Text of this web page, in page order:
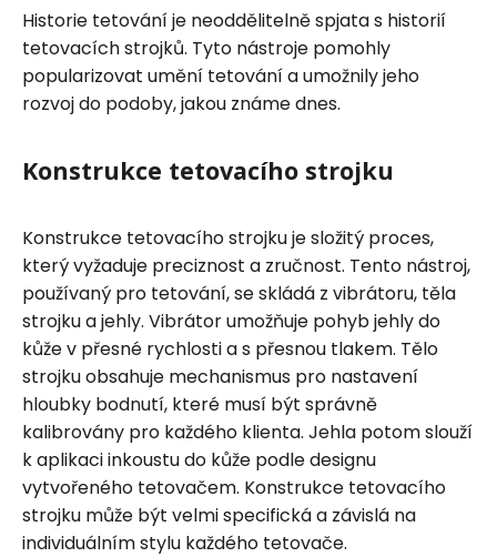
Historie tetování je neoddělitelně spjata s historií
tetovacích strojků. Tyto nástroje pomohly
popularizovat umění tetování a umožnily jeho
rozvoj do podoby, jakou známe dnes.
Konstrukce tetovacího strojku
Konstrukce tetovacího strojku je složitý proces,
který vyžaduje preciznost a zručnost. Tento nástroj,
používaný pro tetování, se skládá z vibrátoru, těla
strojku a jehly. Vibrátor umožňuje pohyb jehly do
kůže v přesné rychlosti a s přesnou tlakem. Tělo
strojku obsahuje mechanismus pro nastavení
hloubky bodnutí, které musí být správně
kalibrovány pro každého klienta. Jehla potom slouží
k aplikaci inkoustu do kůže podle designu
vytvořeného tetovačem. Konstrukce tetovacího
strojku může být velmi specifická a závislá na
individuálním stylu každého tetovače.